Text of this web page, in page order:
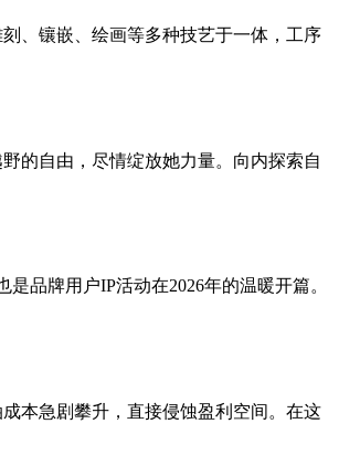
、镶嵌、绘画等多种技艺于一体，工序
的自由，尽情绽放她力量。向内探索自
品牌用户IP活动在2026年的温暖开篇。
本急剧攀升，直接侵蚀盈利空间。在这